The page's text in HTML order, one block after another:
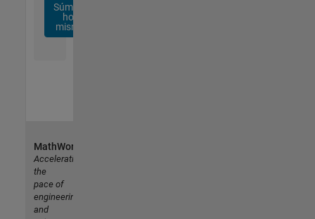
Súmese
hoy
mismo
MathWorks
Accelerating
the
pace of
engineering
and